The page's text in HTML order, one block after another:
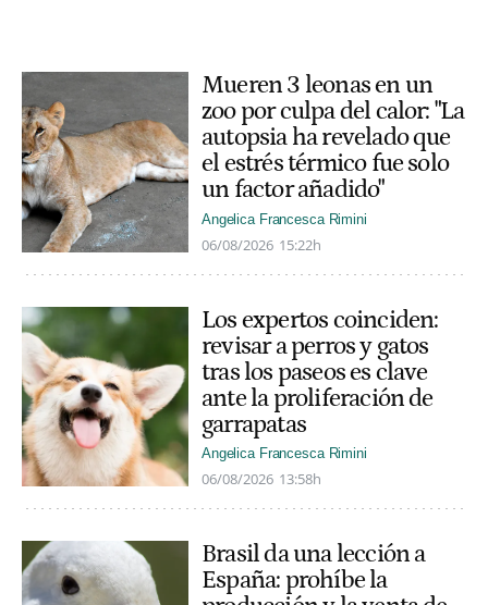
Mueren 3 leonas en un
zoo por culpa del calor: "La
autopsia ha revelado que
el estrés térmico fue solo
un factor añadido"
Angelica Francesca Rimini
06/08/2026 15:22h
Los expertos coinciden:
revisar a perros y gatos
tras los paseos es clave
ante la proliferación de
garrapatas
Angelica Francesca Rimini
06/08/2026 13:58h
Brasil da una lección a
España: prohíbe la